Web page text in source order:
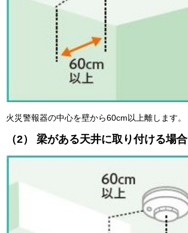
火災警報器の中心を壁から60cm以上離します。
（2） 梁がある天井に取り付ける場合